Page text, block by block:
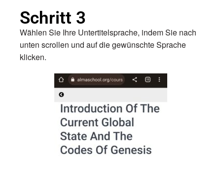
Schritt 3
Wählen Sie Ihre Untertitelsprache, indem Sie nach
unten scrollen und auf die gewünschte Sprache
klicken.